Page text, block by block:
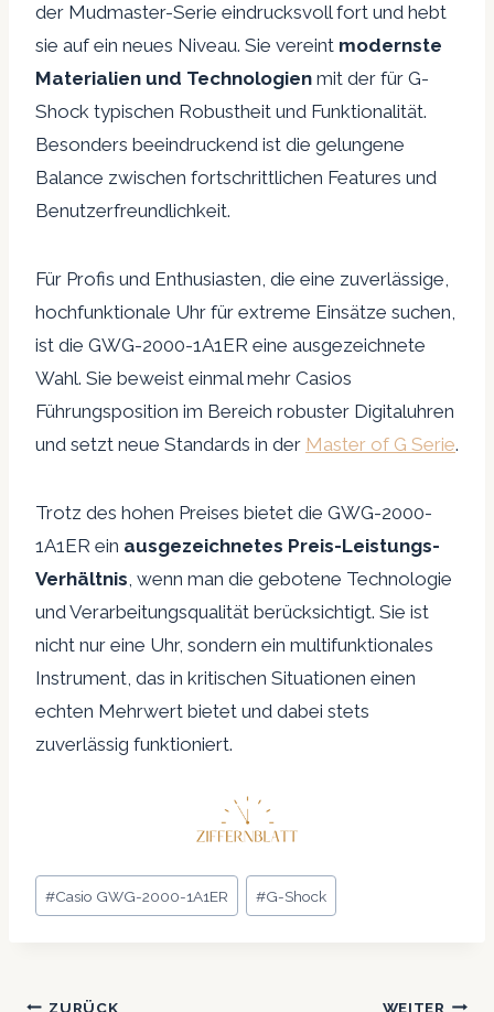
der Mudmaster-Serie eindrucksvoll fort und hebt
sie auf ein neues Niveau. Sie vereint modernste
Materialien und Technologien mit der für G-
Shock typischen Robustheit und Funktionalität.
Besonders beeindruckend ist die gelungene
Balance zwischen fortschrittlichen Features und
Benutzerfreundlichkeit.
Für Profis und Enthusiasten, die eine zuverlässige,
hochfunktionale Uhr für extreme Einsätze suchen,
ist die GWG-2000-1A1ER eine ausgezeichnete
Wahl. Sie beweist einmal mehr Casios
Führungsposition im Bereich robuster Digitaluhren
und setzt neue Standards in der Master of G Serie.
Trotz des hohen Preises bietet die GWG-2000-
1A1ER ein ausgezeichnetes Preis-Leistungs-
Verhältnis, wenn man die gebotene Technologie
und Verarbeitungsqualität berücksichtigt. Sie ist
nicht nur eine Uhr, sondern ein multifunktionales
Instrument, das in kritischen Situationen einen
echten Mehrwert bietet und dabei stets
zuverlässig funktioniert.
Schlagworte:
#Casio GWG-2000-1A1ER #G-Shock
ZURÜCK WEITER